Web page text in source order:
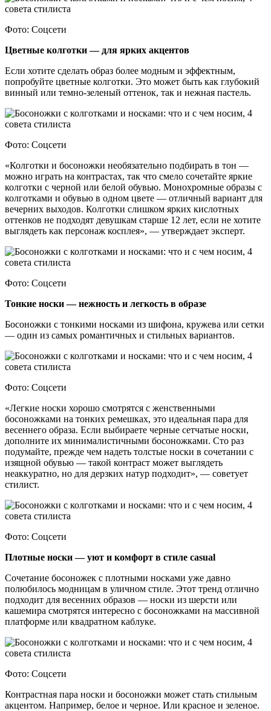
Фото: Соцсети
Цветные колготки — для ярких акцентов
Если хотите сделать образ более модным и эффектным,
попробуйте цветные колготки. Это может быть как глубокий
винный или темно-зеленый оттенок, так и нежная пастель.
Фото: Соцсети
«Колготки и босоножки необязательно подбирать в тон —
можно играть на контрастах, так что смело сочетайте яркие
колготки с черной или белой обувью. Монохромные образы с
колготками и обувью в одном цвете — отличный вариант для
вечерних выходов. Колготки слишком ярких кислотных
оттенков не подходят девушкам старше 12 лет, если не хотите
выглядеть как персонаж косплея», — утверждает эксперт.
Фото: Соцсети
Тонкие носки — нежность и легкость в образе
Босоножки с тонкими носками из шифона, кружева или сетки
— один из самых романтичных и стильных вариантов.
Фото: Соцсети
«Легкие носки хорошо смотрятся с женственными
босоножками на тонких ремешках, это идеальная пара для
весеннего образа. Если выбираете черные сетчатые носки,
дополните их минималистичными босоножками. Сто раз
подумайте, прежде чем надеть толстые носки в сочетании с
изящной обувью — такой контраст может выглядеть
неаккуратно, но для дерзких натур подходит», — советует
стилист.
Фото: Соцсети
Плотные носки — уют и комфорт в стиле casual
Сочетание босоножек с плотными носками уже давно
полюбилось модницам в уличном стиле. Этот тренд отлично
подходит для весенних образов — носки из шерсти или
кашемира смотрятся интересно с босоножками на массивной
платформе или квадратном каблуке.
Фото: Соцсети
Контрастная пара носки и босоножки может стать стильным
акцентом. Например, белое и черное. Или красное и зеленое.